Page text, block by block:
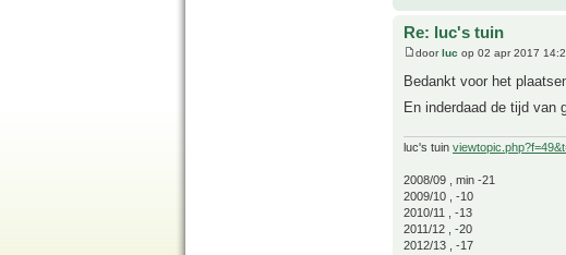
Re: luc's tuin
doorluc op 02 apr 2017
Bedankt voor het
En inderdaad de tijd van
luc's tuin
2008/09 , min -21
2009/10 , -10
2010/11 , -13
2011/12 , -20
2012/13 , -17